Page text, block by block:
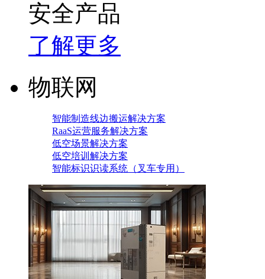
安全产品
了解更多
物联网
智能制造线边搬运解决方案
RaaS运营服务解决方案
低空场景解决方案
低空培训解决方案
智能标识识读系统（叉车专用）